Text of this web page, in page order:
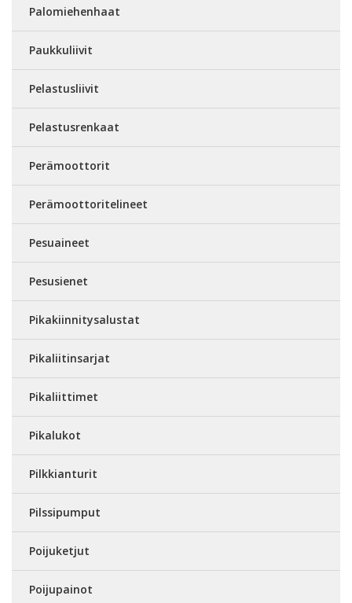
Palomiehenhaat
Paukkuliivit
Pelastusliivit
Pelastusrenkaat
Perämoottorit
Perämoottoritelineet
Pesuaineet
Pesusienet
Pikakiinnitysalustat
Pikaliitinsarjat
Pikaliittimet
Pikalukot
Pilkkianturit
Pilssipumput
Poijuketjut
Poijupainot